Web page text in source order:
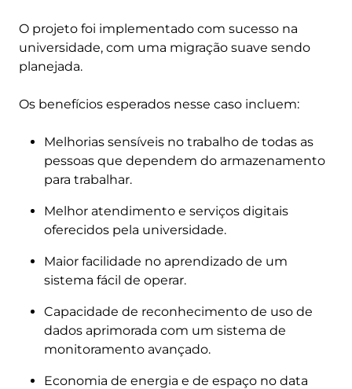
O projeto foi implementado com sucesso na
universidade, com uma migração suave sendo
planejada.
Os benefícios esperados nesse caso incluem:
Melhorias sensíveis no trabalho de todas as
pessoas que dependem do armazenamento
para trabalhar.
Melhor atendimento e serviços digitais
oferecidos pela universidade.
Maior facilidade no aprendizado de um
sistema fácil de operar.
Capacidade de reconhecimento de uso de
dados aprimorada com um sistema de
monitoramento avançado.
Economia de energia e de espaço no data